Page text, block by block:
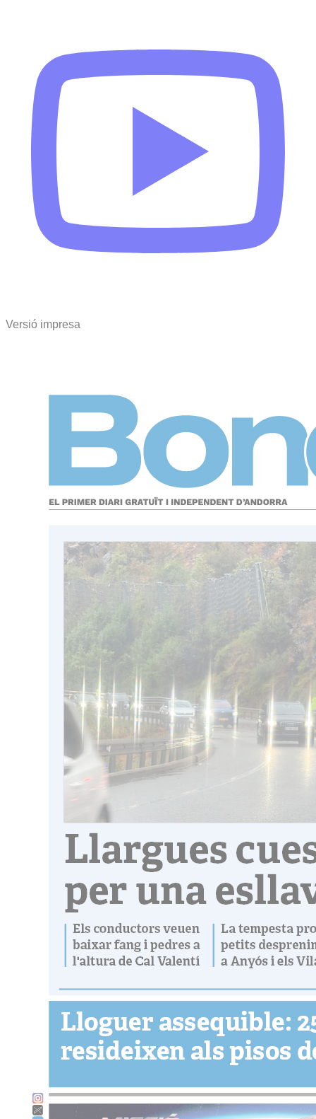
Versió impresa